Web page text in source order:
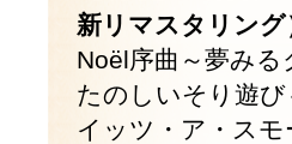
新リマスタリング
Noël序曲～夢み
たのしいそり遊
イッツ・ア・ス